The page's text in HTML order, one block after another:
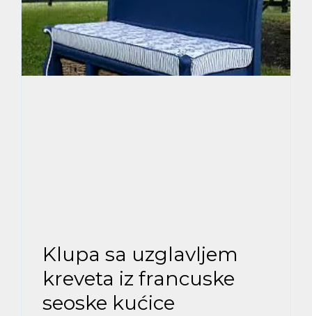
Klupa sa uzglavljem
kreveta iz francuske
seoske kućice